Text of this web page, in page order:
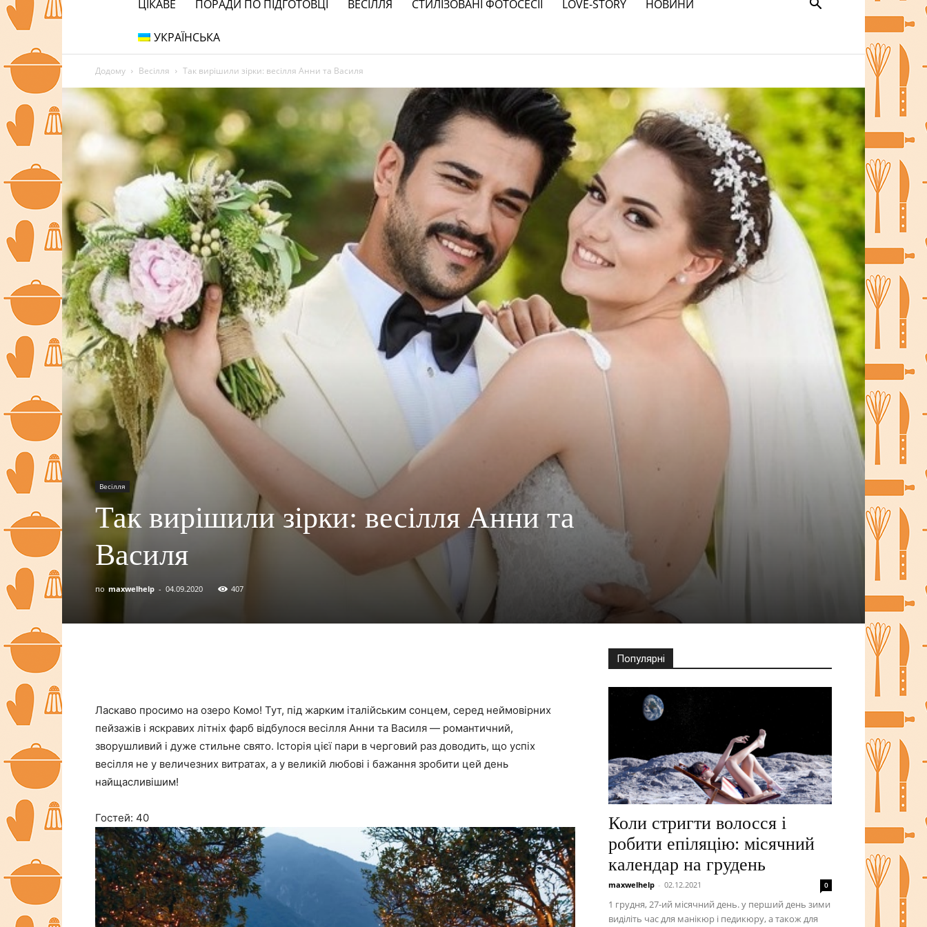
ЦІКАВЕ ПОРАДИ ПО ПІДГОТОВЦІ ВЕСІЛЛЯ СТИЛІЗОВАНІ ФОТОСЕСІЇ LOVE-STORY НОВИНИ
УКРАЇНСЬКА
Додому Весілля Так вирішили зірки: весілля Анни та Василя
Весілля
Так вирішили зірки: весілля Анни та
Василя
по maxwelhelp - 04.09.2020 407
Ласкаво просимо на озеро Комо! Тут, під жарким італійським сонцем, серед неймовірних
пейзажів і яскравих літніх фарб відбулося весілля Анни та Василя — романтичний,
зворушливий і дуже стильне свято. Історія цієї пари в черговий раз доводить, що успіх
весілля не у величезних витратах, а у великій любові і бажання зробити цей день
найщасливішим!
Гостей: 40
Популярні
Коли стригти волосся і
робити епіляцію: місячний
календар на грудень
maxwelhelp - 02.12.2021 0
1 грудня, 27-ий місячний день. у перший день зими
виділіть час для манікюр і педикюру, а також для